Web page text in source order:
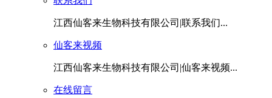
江西仙客来生物科技有限公司|联系我们...
仙客来视频
江西仙客来生物科技有限公司|仙客来视频...
在线留言